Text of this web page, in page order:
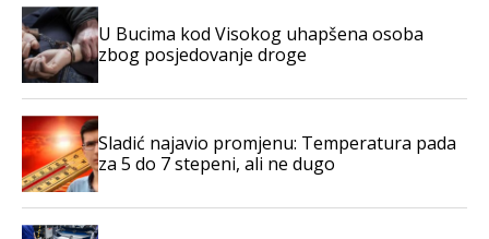
U Bucima kod Visokog uhapšena osoba
zbog posjedovanje droge
Sladić najavio promjenu: Temperatura pada
za 5 do 7 stepeni, ali ne dugo